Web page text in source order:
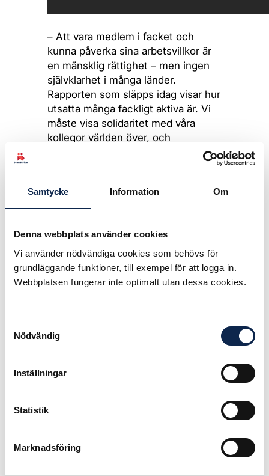
Samtycke Information Om
Denna webbplats använder cookies
Vi använder nödvändiga cookies som behövs för
grundläggande funktioner, till exempel för att logga in.
Webbplatsen fungerar inte optimalt utan dessa cookies.
Nödvändig
Inställningar
Statistik
Marknadsföring
– Att vara medlem i facket och
kunna påverka sina arbetsvillkor är
en mänsklig rättighet – men ingen
självklarhet i många länder.
Rapporten som släpps idag visar hur
utsatta många fackligt aktiva är. Vi
måste visa solidaritet med våra
kollegor världen över, och
organisationerna världen över, säger
förbundsordförande i Scen & Film.
rättigheter i arbetslivet kränks runt
om i världen. I flera länder riskerar
fackligt aktiva att bli gripna eller
utsättas för våld när de gör sin röst
tillsammans med fackförbund i ett
samarbeta för att påverka och
försämringar av mänskliga
Den fackliga organisationen Union